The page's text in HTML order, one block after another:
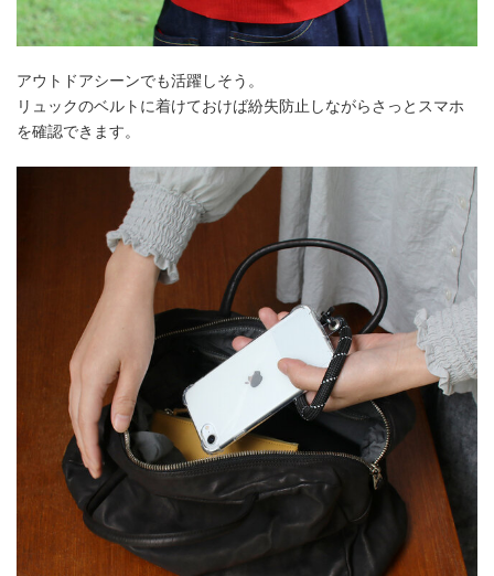
アウトドアシーンでも活躍しそう。
リュックのベルトに着けておけば紛失防止しながらさっとスマホ
を確認できます。